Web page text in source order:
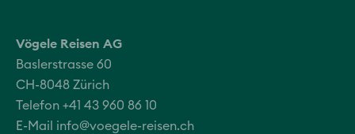
Vögele Reisen AG
Baslerstrasse 60
CH-8048 Zürich
Telefon +41 43 960 86 10
E-Mail info@voegele-reisen.ch